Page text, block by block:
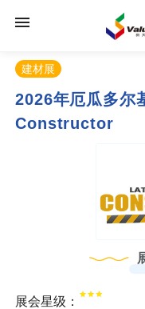
建材展
2026年厄瓜多尔
Constructor
展会星级：